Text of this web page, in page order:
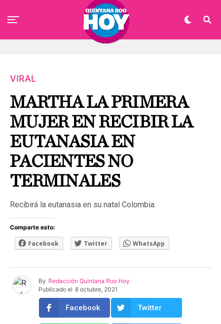
VIRAL
MARTHA LA PRIMERA
MUJER EN RECIBIR LA
EUTANASIA EN
PACIENTES NO
TERMINALES
Recibirá la eutanasia en su natal Colombia.
Comparte esto:
Facebook Twitter WhatsApp
By Redacción Quintana Roo Hoy
Publicado el 8 octubre, 2021
Facebook Twitter